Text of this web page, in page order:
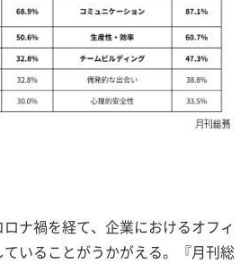
ナ禍を経て、企業におけるオフィ
いることがうかがえる。『月刊総